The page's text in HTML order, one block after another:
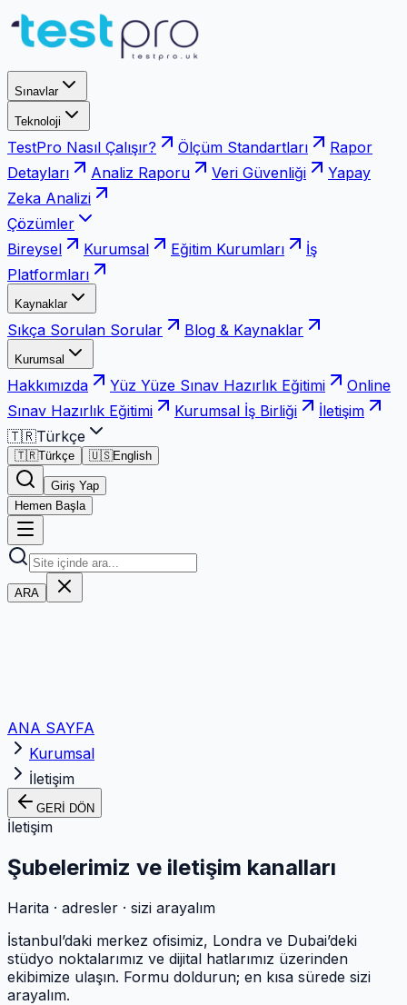
Sınavlar
Teknoloji
TestPro Nasıl Çalışır? Ölçüm Standartları
Rapor
Detayları
Analiz Raporu Veri Güvenliği
Yapay
Zeka Analizi
Çözümler
Bireysel
Kurumsal Eğitim Kurumları
İş
Platformları
Kaynaklar
Sıkça Sorulan Sorular Blog & Kaynaklar
Kurumsal
Hakkımızda Yüz Yüze Sınav Hazırlık Eğitimi
Online
Sınav Hazırlık Eğitimi
Kurumsal İş Birliği
İletişim
🇹🇷Türkçe
🇹🇷Türkçe 🇺🇸English
Giriş Yap
Hemen Başla
ARA
ANA SAYFA
Kurumsal
İletişim
GERİ DÖN
İletişim
Şubelerimiz ve iletişim kanalları
Harita · adresler · sizi arayalım
İstanbul’daki merkez ofisimiz, Londra ve Dubai’deki
stüdyo noktalarımız ve dijital hatlarımız üzerinden
ekibimize ulaşın. Formu doldurun; en kısa sürede sizi
arayalım.